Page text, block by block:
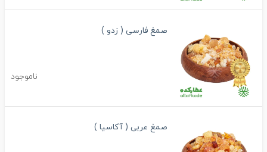
صمغ فارسی ( زدو )
ناموجود
صمغ عربی ( آکاسیا )